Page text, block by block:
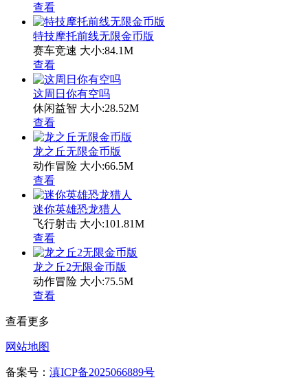
查看
特技摩托前线无限金币版
赛车竞速 大小:84.1M
查看
这周日你有空吗
休闲益智 大小:28.52M
查看
龙之丘无限金币版
动作冒险 大小:66.5M
查看
迷你英雄恐龙猎人
飞行射击 大小:101.81M
查看
龙之丘2无限金币版
动作冒险 大小:75.5M
查看
查看更多
网站地图
备案号： 滇ICP备2025066889号